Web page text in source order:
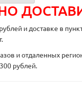
и доставке в
и отдаленных
рублей.